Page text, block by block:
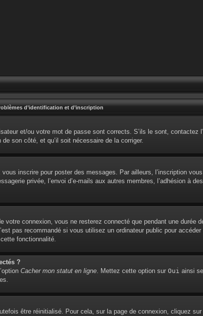
d’identification et d’inscription
et/ou votre mot de passe sont corrects. S’ils le sont, contactez
son côté, et qu’il soit nécessaire de la corriger.
inscrire pour poster des messages. Par ailleurs, l’inscription
privée, l’envoi d’e-mails aux autres membres, l’adhésion à
votre connexion, vous ne resterez connecté que pendant une durée
pas recommandé si vous utilisez un ordinateur public pour
fonctionnalité.
?
Cacher mon statut en ligne. Mettez cette option sur Oui ainsi
être réinitialisé. Pour cela, sur la page de connexion, cliquez sur